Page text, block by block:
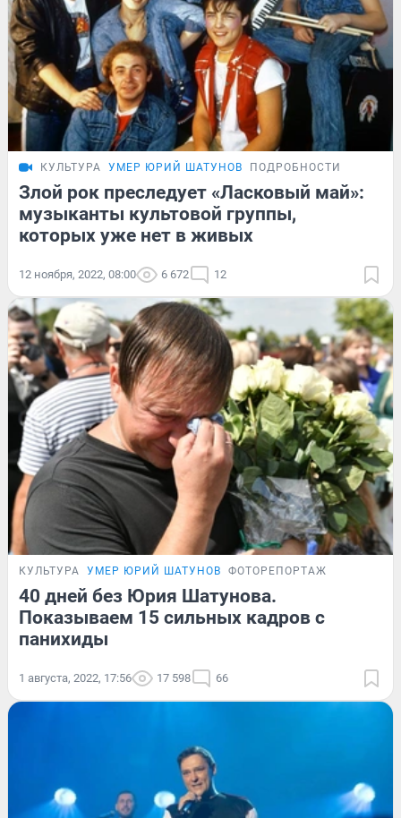
КУЛЬТУРА УМЕР ЮРИЙ ШАТУНОВ ПОДРОБНОСТИ
Злой рок преследует «Ласковый май»:
музыканты культовой группы,
которых уже нет в живых
12 ноября, 2022, 08:00 6 672 12
КУЛЬТУРА УМЕР ЮРИЙ ШАТУНОВ ФОТОРЕПОРТАЖ
40 дней без Юрия Шатунова.
Показываем 15 сильных кадров с
панихиды
1 августа, 2022, 17:56 17 598 66